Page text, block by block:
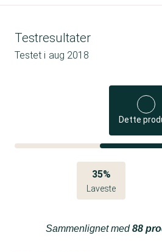
Testresultater
Testet i aug 2018
Dette
35%
Laveste
Sammenlignet med88